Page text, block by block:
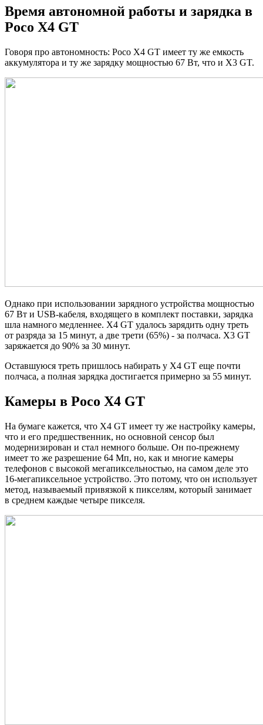
Время автономной работы и зарядка в
Poco X4 GT
Говоря про автономность: Poco X4 GT имеет ту же емкость
аккумулятора и ту же зарядку мощностью 67 Вт, что и X3 GT.
Однако при использовании зарядного устройства мощностью
67 Вт и USB-кабеля, входящего в комплект поставки, зарядка
шла намного медленнее. X4 GT удалось зарядить одну треть
от разряда за 15 минут, а две трети (65%) - за полчаса. X3 GT
заряжается до 90% за 30 минут.
Оставшуюся треть пришлось набирать у X4 GT еще почти
полчаса, а полная зарядка достигается примерно за 55 минут.
Камеры в Poco X4 GT
На бумаге кажется, что X4 GT имеет ту же настройку камеры,
что и его предшественник, но основной сенсор был
модернизирован и стал немного больше. Он по-прежнему
имеет то же разрешение 64 Мп, но, как и многие камеры
телефонов с высокой мегапиксельностью, на самом деле это
16-мегапиксельное устройство. Это потому, что он использует
метод, называемый привязкой к пикселям, который занимает
в среднем каждые четыре пикселя.